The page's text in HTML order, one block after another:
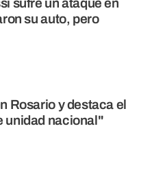
sufre un ataque en
su auto, pero
Rosario y destaca el
unidad nacional"